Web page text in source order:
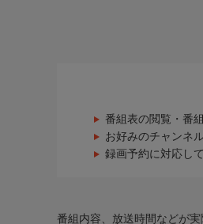
番組表の閲覧・番
お好みのチャンネ
録画予約に対応し
番組内容、放送時間などが